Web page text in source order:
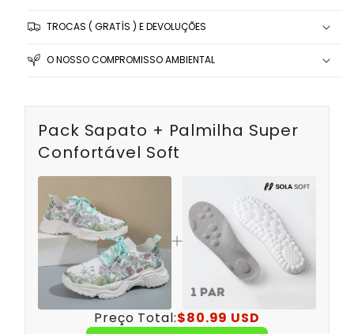
TROCAS ( GRATÍS ) E DEVOLUÇÕES
O NOSSO COMPROMISSO AMBIENTAL
Pack Sapato + Palmilha Super
Confortável Soft
Preço Total:$80.99 USD